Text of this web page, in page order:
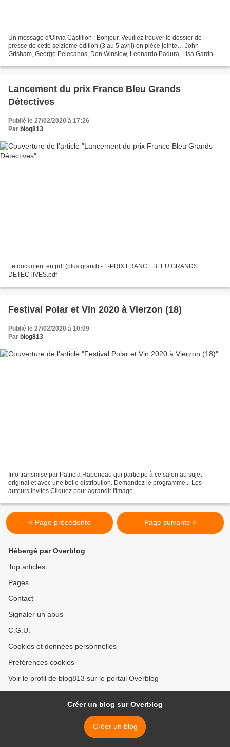
Un message d'Olivia Castillon : Bonjour, Veuillez trouver le dossier de
presse de cette seizième édition (3 au 5 avril) en pièce jointe… John
Grisham, George Pelecanos, Don Winslow, Leonardo Padura, Lisa Gardner,
Lancement du prix France Bleu Grands
Détectives
Publié le 27/02/2020 à 17:26
Par blog813
Le document en pdf (plus grand) - 1-PRIX FRANCE BLEU GRANDS
DETECTIVES.pdf
Festival Polar et Vin 2020 à Vierzon (18)
Publié le 27/02/2020 à 10:09
Par blog813
Info transmise par Patricia Rapeneau qui participe à ce salon au sujet
original et avec une belle distribution. Demandez le programme... Les
auteurs invités Cliquez pour agrandir l'image
< Page précédente Page suivante >
Hébergé par Overblog
Top articles
Pages
Contact
Signaler un abus
C.G.U.
Cookies et données personnelles
Préférences cookies
Voir le profil de blog813 sur le portail Overblog
Créer un blog sur Overblog
Créer un blog